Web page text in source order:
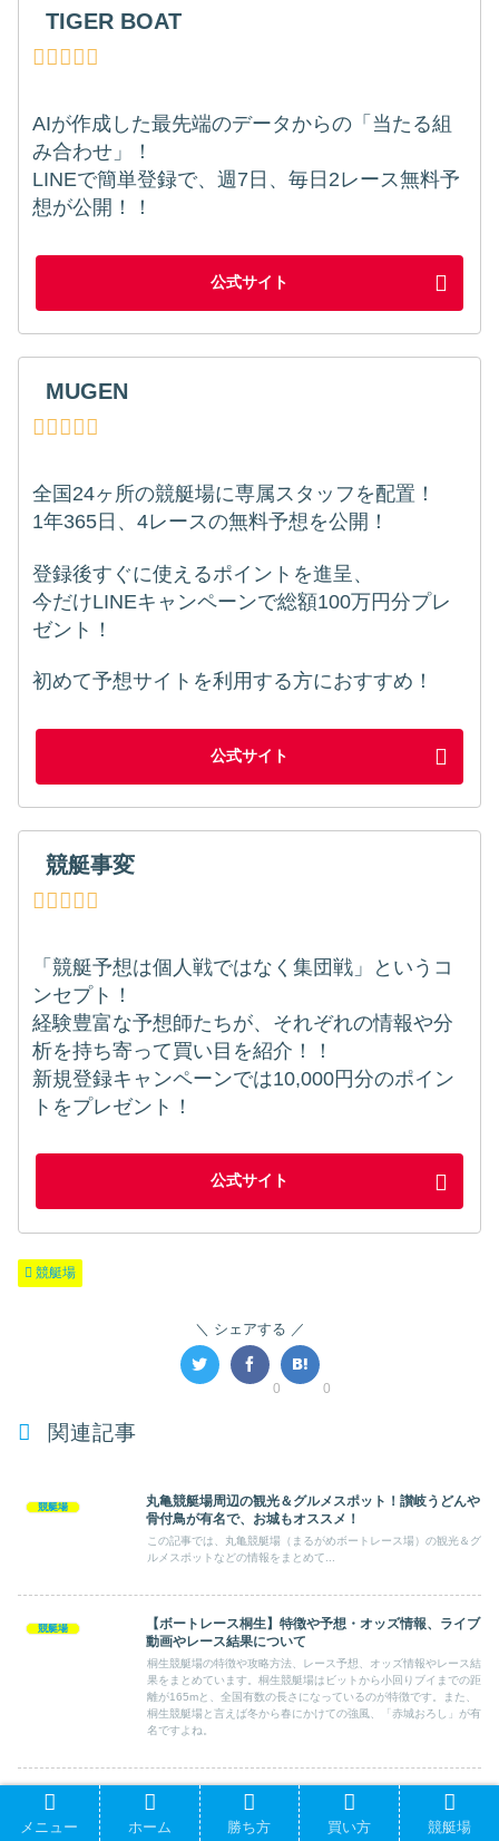
TIGER BOAT
AIが作成した最先端のデータからの「当たる組
み合わせ」！
LINEで簡単登録で、週7日、毎日2レース無料予
想が公開！！
公式サイト
MUGEN
全国24ヶ所の競艇場に専属スタッフを配置！
1年365日、4レースの無料予想を公開！
登録後すぐに使えるポイントを進呈、
今だけLINEキャンペーンで総額100万円分プレ
ゼント！
初めて予想サイトを利用する方におすすめ！
公式サイト
競艇事変
「競艇予想は個人戦ではなく集団戦」というコ
ンセプト！
経験豊富な予想師たちが、それぞれの情報や分
析を持ち寄って買い目を紹介！！
新規登録キャンペーンでは10,000円分のポイン
トをプレゼント！
公式サイト
競艇場
シェアする
0 0
関連記事
競艇場
丸亀競艇場周辺の観光＆グルメスポット！讃岐うどんや
骨付鳥が有名で、お城もオススメ！
この記事では、丸亀競艇場（まるがめボートレース場）の観光＆グ
ルメスポットなどの情報をまとめて...
競艇場
【ボートレース桐生】特徴や予想・オッズ情報、ライブ
動画やレース結果について
桐生競艇場の特徴や攻略方法、レース予想、オッズ情報やレース結
果をまとめています。桐生競艇場はビットから小回りブイまでの距
離が165mと、全国有数の長さになっているのが特徴です。また、
桐生競艇場と言えば冬から春にかけての強風、「赤城おろし」が有
名ですよね。
蒲郡競艇場の特徴や予想・オッズ情報、ライブ動画やレ
ース結果
蒲郡競艇場（ボートレース蒲郡）の特徴やレース予想、オッズ情報
メニュー ホーム 勝ち方 買い方 競艇場